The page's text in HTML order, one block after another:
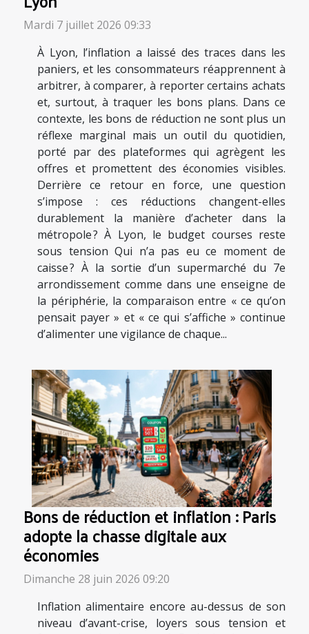
Mardi 7 juillet 2026 09:33
À Lyon, l’inflation a laissé des traces dans les
paniers, et les consommateurs réapprennent à
arbitrer, à comparer, à reporter certains achats
et, surtout, à traquer les bons plans. Dans ce
contexte, les bons de réduction ne sont plus un
réflexe marginal mais un outil du quotidien,
porté par des plateformes qui agrègent les
offres et promettent des économies visibles.
Derrière ce retour en force, une question
s’impose : ces réductions changent-elles
durablement la manière d’acheter dans la
métropole ? À Lyon, le budget courses reste
sous tension Qui n’a pas eu ce moment de
caisse ? À la sortie d’un supermarché du 7e
arrondissement comme dans une enseigne de
la périphérie, la comparaison entre « ce qu’on
pensait payer » et « ce qui s’affiche » continue
d’alimenter une vigilance de chaque...
Bons de réduction et inflation : Paris
adopte la chasse digitale aux
économies
Dimanche 28 juin 2026 09:20
Inflation alimentaire encore au-dessus de son
niveau d’avant-crise, loyers sous tension et